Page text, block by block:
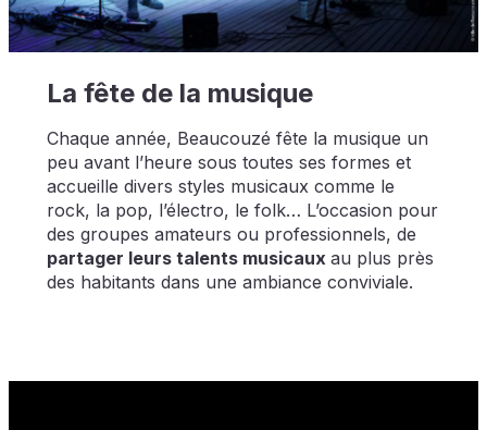
La fête de la musique
Chaque année, Beaucouzé fête la musique un
peu avant l’heure sous toutes ses formes et
accueille divers styles musicaux comme le
rock, la pop, l’électro, le folk… L’occasion pour
des groupes amateurs ou professionnels, de
partager leurs talents musicaux au plus près
des habitants dans une ambiance conviviale.